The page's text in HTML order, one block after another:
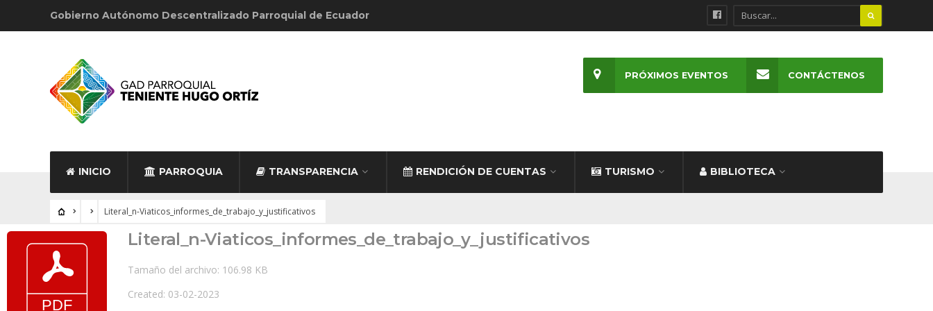
Gobierno Autónomo Descentralizado Parroquial de Ecuador
INICIO PARROQUIA TRANSPARENCIA RENDICIÓN DE CUENTAS TURISMO BIBLIOTECA
PRÓXIMOS EVENTOS CONTÁCTENOS
Literal_n-Viaticos_informes_de_trabajo_y_justificativos
Literal_n-Viaticos_informes_de_trabajo_y_justificativos
Tamaño del archivo: 106.98 KB
Created: 03-02-2023